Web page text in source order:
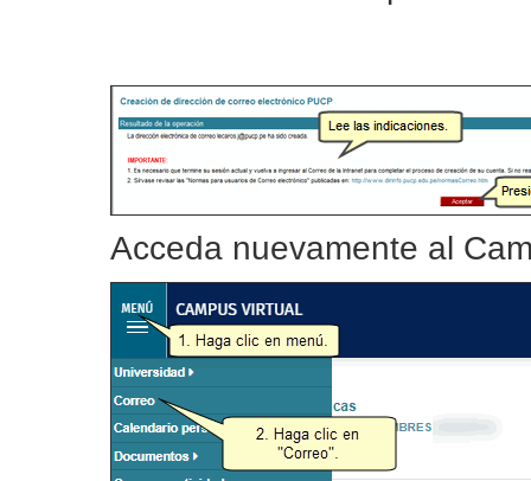
Acceda nuevamente al